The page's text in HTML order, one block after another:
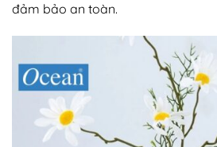
đảm bảo an toàn.